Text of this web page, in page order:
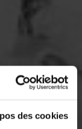
des cookies